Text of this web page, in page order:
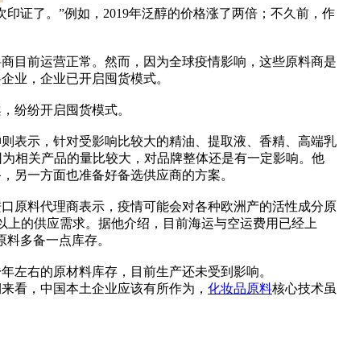
证了。”例如，2019年泛醇的价格涨了两倍；不久前，作
目前运营正常。然而，因为全球疫情影响，这些原料商是
业，企业已开启囤货模式。
纷纷开启囤货模式。
表示，针对受影响比较大的精油、提取液、香精、高端乳
相关产品的量比较大，对品牌整体还是有一定影响。他
另一方面也准备好备选供应商的方案。
原料代理商表示，疫情可能会对各种欧洲产的活性成分原
的供应需求。据他介绍，目前海运与空运费用已经上
多备一点库存。
左右的原材料库存，目前生产还未受到影响。
看，中国本土企业应该有所作为， 化妆品原料核心技术虽